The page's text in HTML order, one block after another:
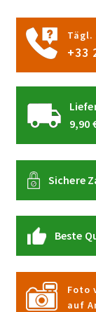
Tägl.
+33
9,90
Sichere
Beste
Foto
auf